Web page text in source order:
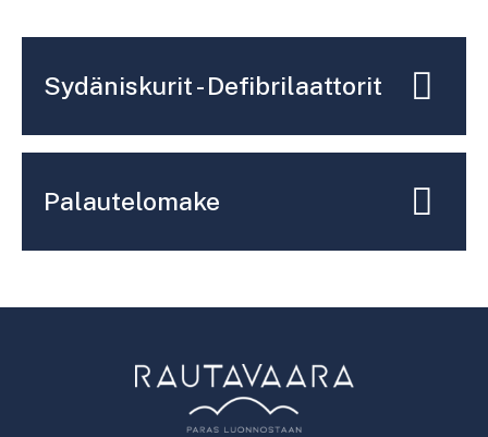
Sydäniskurit - Defibrilaattorit
Palautelomake